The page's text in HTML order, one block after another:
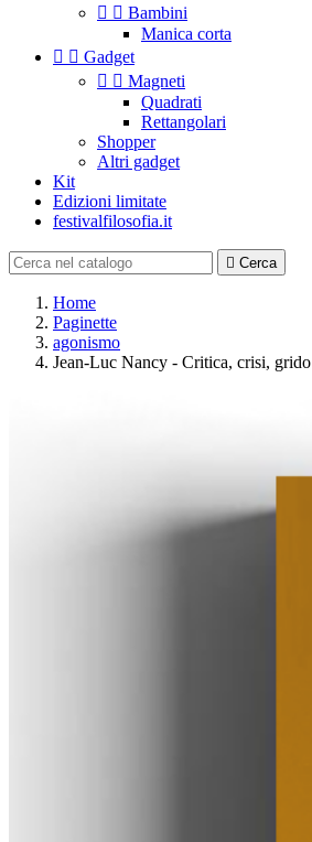
  Bambini
Manica corta
  Gadget
  Magneti
Quadrati
Rettangolari
Shopper
Altri gadget
Kit
Edizioni limitate
festivalfilosofia.it
 Cerca
Home
Paginette
agonismo
Jean-Luc Nancy - Critica, crisi, grido